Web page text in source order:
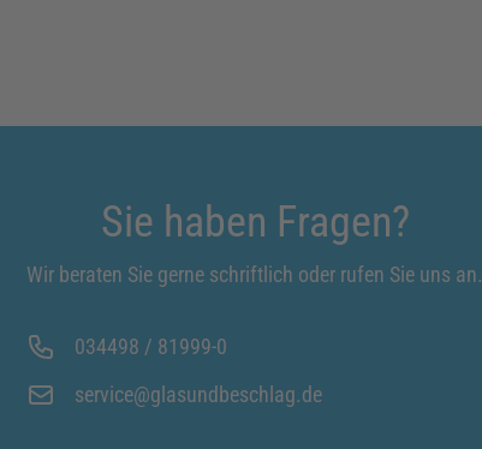
Sie haben Fragen?
Wir beraten Sie gerne schriftlich oder rufen Sie uns an.
034498 / 81999-0
service@glasundbeschlag.de